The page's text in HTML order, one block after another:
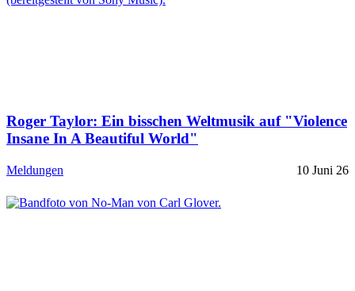
Roger Taylor: Ein bisschen Weltmusik auf "Violence
Insane In A Beautiful World"
Meldungen 10 Juni 26